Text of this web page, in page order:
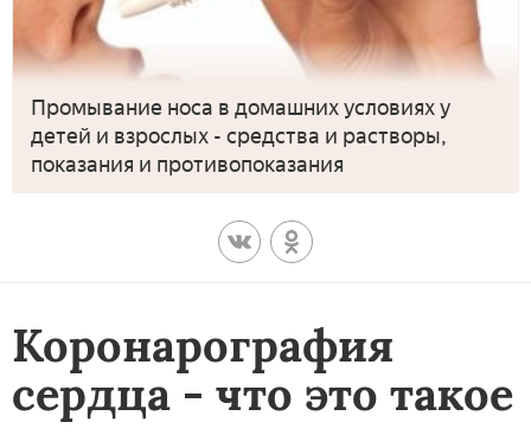
Промывание носа в домашних условиях у
детей и взрослых - средства и растворы,
показания и противопоказания
Коронарография
сердца - что это такое